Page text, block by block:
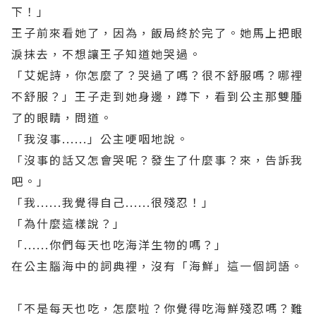
下！」
王子前來看她了，因為，飯局終於完了。她馬上把眼
淚抹去，不想讓王子知道她哭過。
「艾妮詩，你怎麼了？哭過了嗎？很不舒服嗎？哪裡
不舒服？」王子走到她身邊，蹲下，看到公主那雙腫
了的眼睛，問道。
「我沒事......」公主哽咽地說。
「沒事的話又怎會哭呢？發生了什麼事？來，告訴我
吧。」
「我......我覺得自己......很殘忍！」
「為什麼這樣說？」
「......你們每天也吃海洋生物的嗎？」
在公主腦海中的詞典裡，沒有「海鮮」這一個詞語。
「不是每天也吃，怎麼啦？你覺得吃海鮮殘忍嗎？難